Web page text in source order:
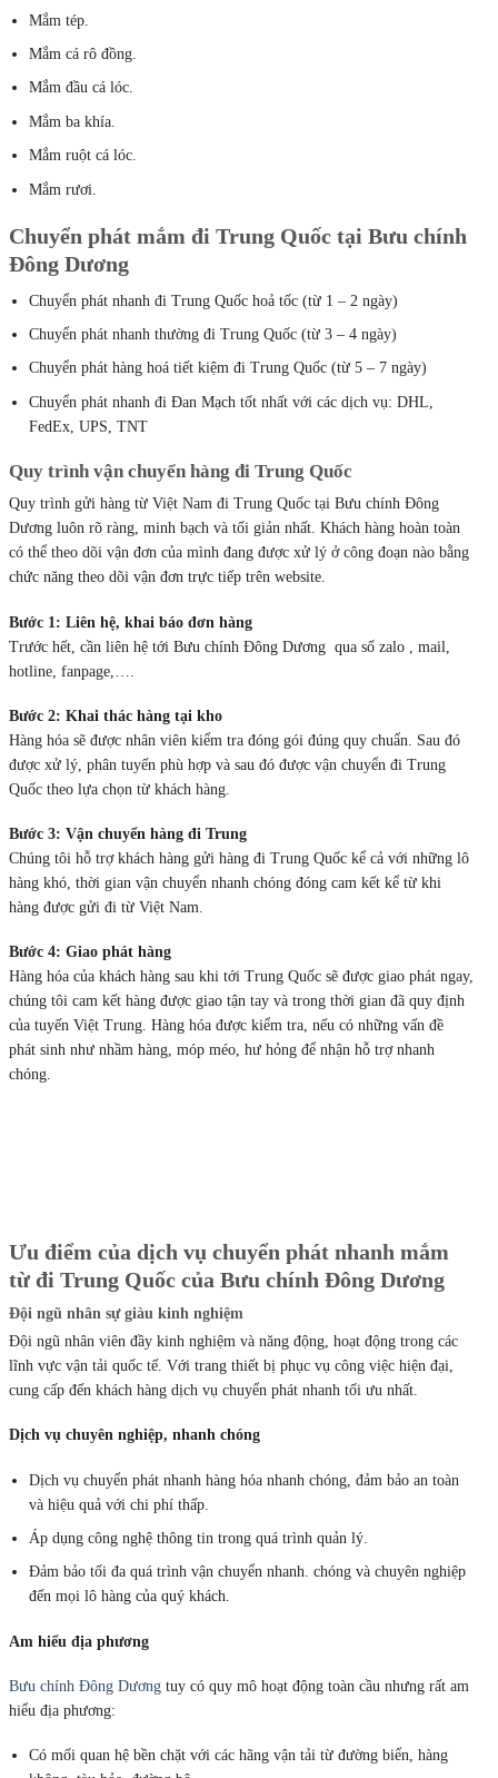
Mắm tép.
Mắm cá rô đồng.
Mắm đầu cá lóc.
Mắm ba khía.
Mắm ruột cá lóc.
Mắm rươi.
Chuyển phát mắm đi Trung Quốc tại Bưu chính
Đông Dương
Chuyển phát nhanh đi Trung Quốc hoả tốc (từ 1 – 2 ngày)
Chuyển phát nhanh thường đi Trung Quốc (từ 3 – 4 ngày)
Chuyển phát hàng hoá tiết kiệm đi Trung Quốc (từ 5 – 7 ngày)
Chuyển phát nhanh đi Đan Mạch tốt nhất với các dịch vụ: DHL,
FedEx, UPS, TNT
Quy trình vận chuyển hàng đi Trung Quốc
Quy trình gửi hàng từ Việt Nam đi Trung Quốc tại Bưu chính Đông
Dương luôn rõ ràng, minh bạch và tối giản nhất. Khách hàng hoàn toàn
có thể theo dõi vận đơn của mình đang được xử lý ở công đoạn nào bằng
chức năng theo dõi vận đơn trực tiếp trên website.
Bước 1: Liên hệ, khai báo đơn hàng
Trước hết, cần liên hệ tới Bưu chính Đông Dương qua số zalo , mail,
hotline, fanpage,….
Bước 2: Khai thác hàng tại kho
Hàng hóa sẽ được nhân viên kiểm tra đóng gói đúng quy chuẩn. Sau đó
được xử lý, phân tuyến phù hợp và sau đó được vận chuyển đi Trung
Quốc theo lựa chọn từ khách hàng.
Bước 3: Vận chuyển hàng đi Trung
Chúng tôi hỗ trợ khách hàng gửi hàng đi Trung Quốc kể cả với những lô
hàng khó, thời gian vận chuyển nhanh chóng đóng cam kết kể từ khi
hàng được gửi đi từ Việt Nam.
Bước 4: Giao phát hàng
Hàng hóa của khách hàng sau khi tới Trung Quốc sẽ được giao phát ngay,
chúng tôi cam kết hàng được giao tận tay và trong thời gian đã quy định
của tuyến Việt Trung. Hàng hóa được kiểm tra, nếu có những vấn đề
phát sinh như nhầm hàng, móp méo, hư hỏng để nhận hỗ trợ nhanh
chóng.
Ưu điểm của dịch vụ chuyển phát nhanh mắm
từ đi Trung Quốc của Bưu chính Đông Dương
Đội ngũ nhân sự giàu kinh nghiệm
Đội ngũ nhân viên đầy kinh nghiệm và năng động, hoạt động trong các
lĩnh vực vận tải quốc tế. Với trang thiết bị phục vụ công việc hiện đại,
cung cấp đến khách hàng dịch vụ chuyển phát nhanh tối ưu nhất.
Dịch vụ chuyên nghiệp, nhanh chóng
Dịch vụ chuyển phát nhanh hàng hóa nhanh chóng, đảm bảo an toàn
và hiệu quả với chi phí thấp.
Áp dụng công nghệ thông tin trong quá trình quản lý.
Đảm bảo tối đa quá trình vận chuyển nhanh. chóng và chuyên nghiệp
đến mọi lô hàng của quý khách.
Am hiểu địa phương
Bưu chính Đông Dương tuy có quy mô hoạt động toàn cầu nhưng rất am
hiểu địa phương:
Có mối quan hệ bền chặt với các hãng vận tải từ đường biển, hàng